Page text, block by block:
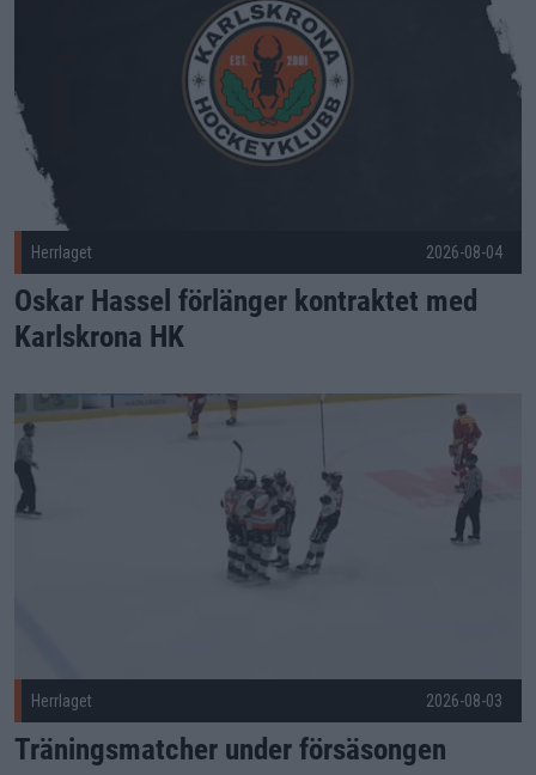
Herrlaget 2026-08-04
Oskar Hassel förlänger kontraktet med
Karlskrona HK
Träningsmatcher under försäsongen Publicerad 2026-08-03
Herrlaget 2026-08-03
Träningsmatcher under försäsongen